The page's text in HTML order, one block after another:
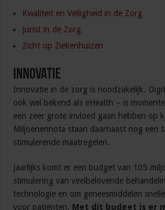
Kwaliteit en Veiligheid in de Zorg
Jurist in de Zorg
Zicht op Ziekenhuizen
Innovatie
Innovatie in de zorg is noodzakelijk.
ook wel bekend als eHealth – is
een zeer grote invloed gaan hebben op
Miljoenennota staan daarnaast nog een
stimulerende maatregelen.
Jaarlijks komt er een budget van 105
stimulering van veelbelovende
technologie en om geneesmiddelen
voor patiënten. Met dit budget is er